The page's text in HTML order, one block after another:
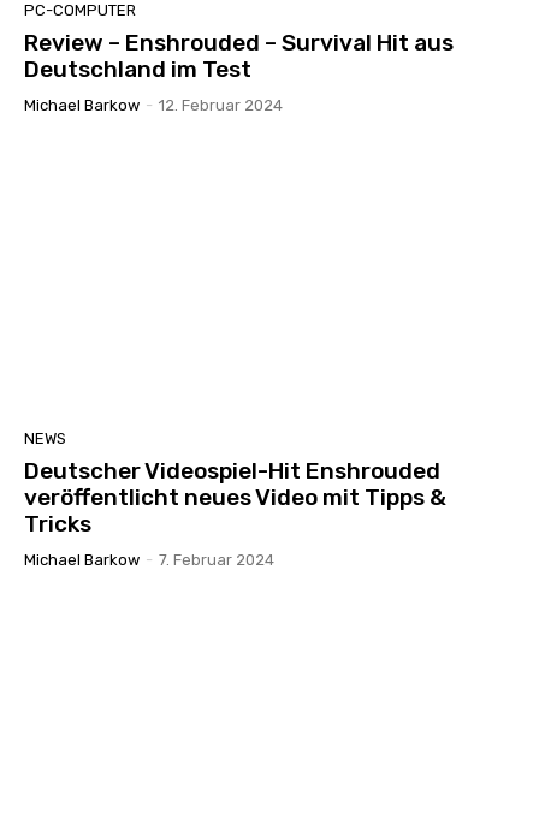
PC-COMPUTER
Review – Enshrouded – Survival Hit aus
Deutschland im Test
Michael Barkow - 12. Februar 2024
NEWS
Deutscher Videospiel-Hit Enshrouded
veröffentlicht neues Video mit Tipps &
Tricks
Michael Barkow - 7. Februar 2024